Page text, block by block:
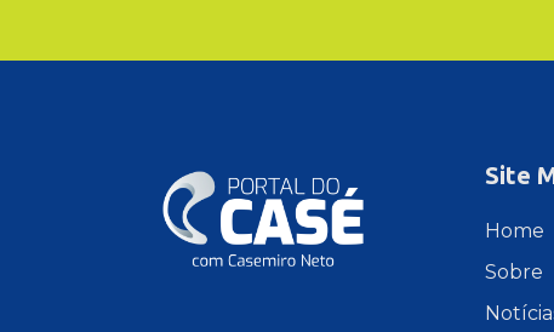
Site
Home
Sobre